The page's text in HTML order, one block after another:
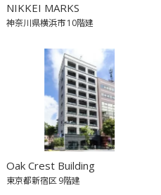
NIKKEI MARKS
神奈川県横浜市10階建
Oak Crest Building
東京都新宿区9階建